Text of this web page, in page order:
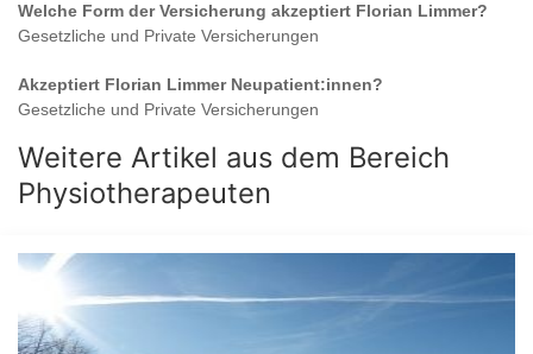
Welche Form der Versicherung akzeptiert Florian Limmer?
Gesetzliche und Private Versicherungen
Akzeptiert Florian LimmerNeupatient:innen?
Gesetzliche und Private Versicherungen
Weitere Artikel aus dem Bereich
Physiotherapeuten